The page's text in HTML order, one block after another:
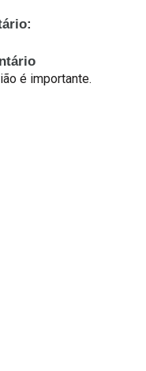
é importante.